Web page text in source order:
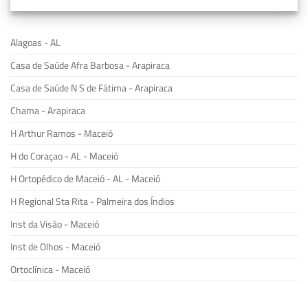
Alagoas - AL
Casa de Saúde Afra Barbosa - Arapiraca
Casa de Saúde N S de Fátima - Arapiraca
Chama - Arapiraca
H Arthur Ramos - Maceió
H do Coraçao - AL - Maceió
H Ortopédico de Maceió - AL - Maceió
H Regional Sta Rita - Palmeira dos Índios
Inst da Visão - Maceió
Inst de Olhos - Maceió
Ortoclínica - Maceió